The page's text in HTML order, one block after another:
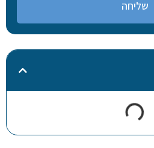
שליחה